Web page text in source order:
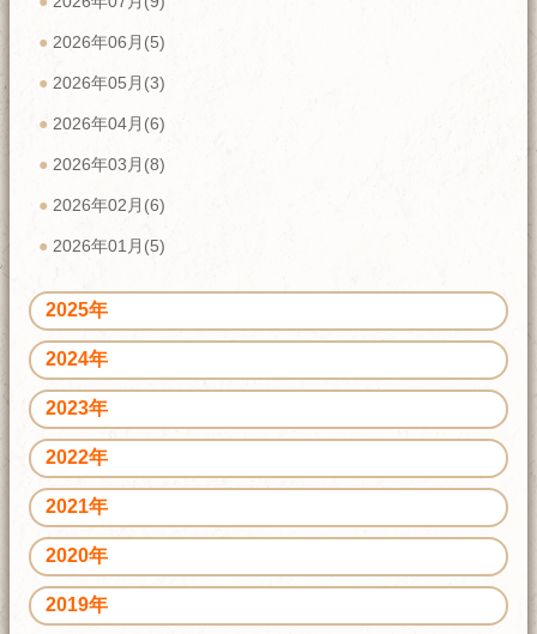
2026年06月(5)
2026年05月(3)
2026年04月(6)
2026年03月(8)
2026年02月(6)
2026年01月(5)
2025年
2024年
2023年
2022年
2021年
2020年
2019年